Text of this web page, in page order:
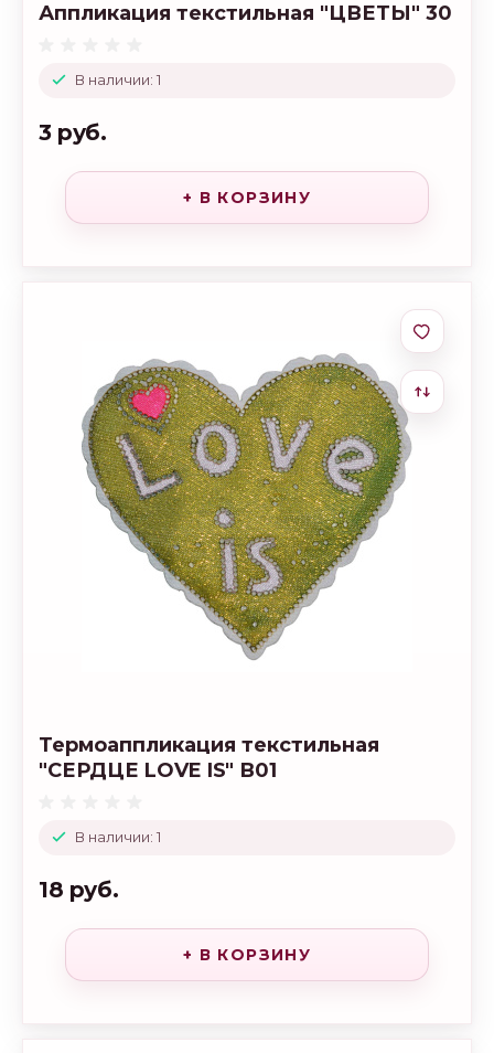
В наличии: 1
Аппликация текстильная "ЦВЕТЫ" 30
3 руб.
+ В КОРЗИНУ
В наличии: 1
Термоаппликация текстильная
"СЕРДЦЕ LOVE IS" В01
18 руб.
+ В КОРЗИНУ